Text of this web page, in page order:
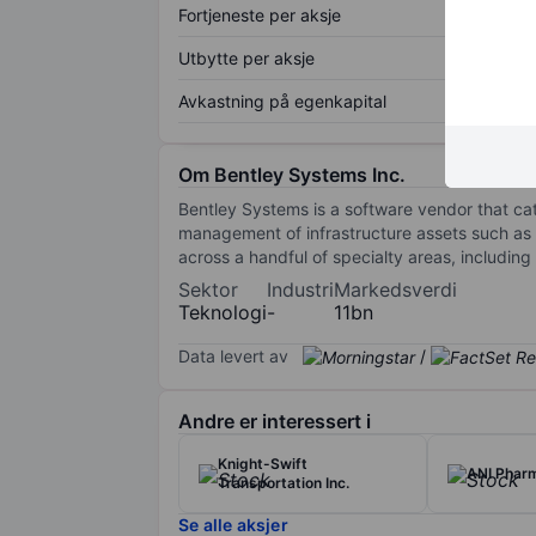
Fortjeneste per aksje
Utbytte per aksje
Avkastning på egenkapital
Om Bentley Systems Inc.
Bentley Systems is a software vendor that
management of infrastructure assets such
across a handful of specialty areas,
Sektor
Teknologi
Industri
-
Markedsverdi
11bn
Data levert av /
Andre er interessert i
Knight-Swift
Transportation Inc.
ANI
Se alle aksjer